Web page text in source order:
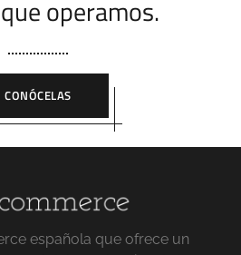
operamos.
CONÓCELAS
española que ofrece un